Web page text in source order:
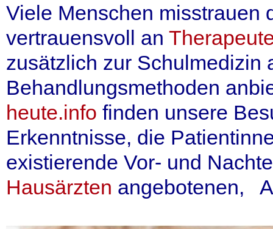
Viele Menschen misstrauen
vertrauensvoll an
zusätzlich zur
Behandlungsmethoden
heute.info finden unsere
Erkenntnisse, die
existierende Vor- und
Hausärzten angebotenen,